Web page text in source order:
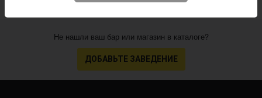
Не нашли ваш бар или магазин в каталоге?
ДОБАВЬТЕ ЗАВЕДЕНИЕ